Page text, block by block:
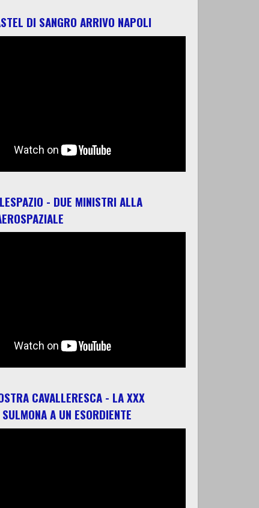
DI SANGRO ARRIVO NAPOLI
- DUE MINISTRI ALLA
CAVALLERESCA - LA XXX
A UN ESORDIENTE